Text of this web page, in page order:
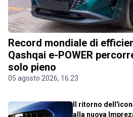
Record mondiale di
Qashqai e-POWER
solo pieno
05 agosto 2026, 16.23
Il ritorno
alla nuova